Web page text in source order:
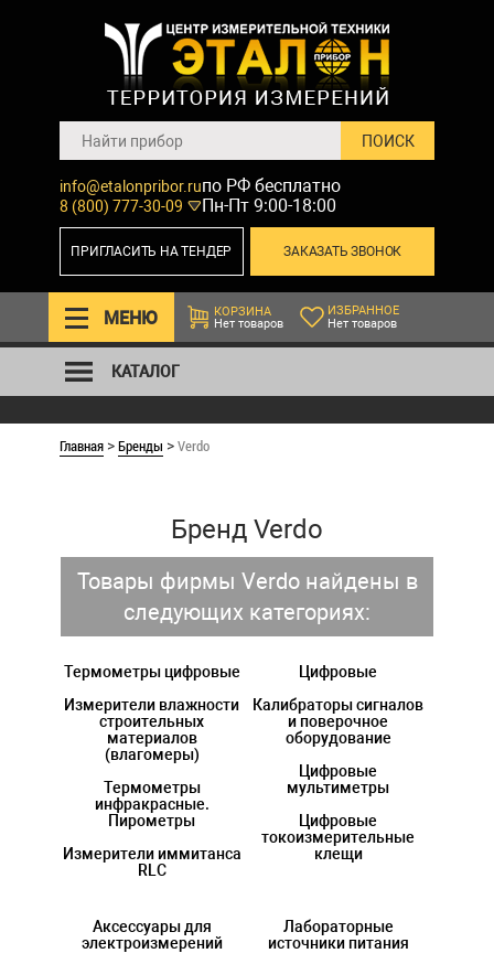
info@etalonpribor.ru
8 (800) 777-30-09
по РФ бесплатно
Пн-Пт 9:00-18:00
ЗАКАЗАТЬ ЗВОНОК
ПРИГЛАСИТЬ НА ТЕНДЕР
МЕНЮ
КОРЗИНА
Нет товаров
ИЗБРАННОЕ
Нет товаров
КАТАЛОГ
Главная >Бренды >Verdo
Бренд Verdo
Товары фирмы Verdo найдены в
следующих категориях:
Термометры цифровые
Измерители влажности
строительных
материалов
(влагомеры)
Термометры
инфракрасные.
Пирометры
Измерители иммитанса
RLC
Цифровые
Калибраторы сигналов
и поверочное
оборудование
Цифровые
мультиметры
Цифровые
токоизмерительные
клещи
Аксессуары для
электроизмерений
Лабораторные
источники питания